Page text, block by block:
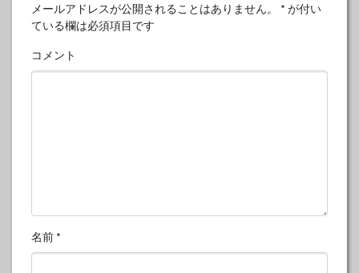
メールアドレスが公開されることはありません。 * が付い
ている欄は必須項目です
コメント
名前 *